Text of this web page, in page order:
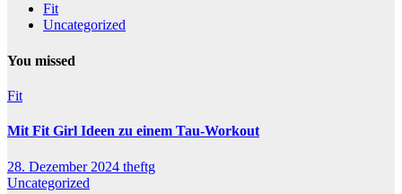
Fit
Uncategorized
You missed
Fit
Mit Fit Girl Ideen zu einem Tau-Workout
28. Dezember 2024 theftg
Uncategorized